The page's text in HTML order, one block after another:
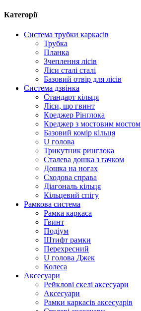
Категорії
Система трубки каркасів
Трубка
Планка
Зчеплення лісів
Ліси сталі сталі
Базовий отвір для лісів
Система дзвінка
Стандарт кільця
Ліси, що гвинт
Креджер Рінглока
Креджер з мостовим мостом
Базовий комір кільця
U голова
Трикутник ринглока
Сталева дошка з гачком
Дошка на ногах
Сходова справа
Діагональ кільця
Кільцевий спігу
Рамкова система
Рамка каркаса
Гвинт
Подіум
Штифт рамки
Перехресний
U голова Джек
Колеса
Аксесуари
Рейклові скелі аксесуари
Аксесуари
Рамки каркасів аксесуарів